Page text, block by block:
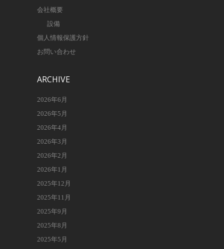
会社概要
設備
個人情報保護方針
お問い合わせ
ARCHIVE
2026年6月
2026年5月
2026年4月
2026年3月
2026年2月
2026年1月
2025年12月
2025年11月
2025年9月
2025年8月
2025年5月